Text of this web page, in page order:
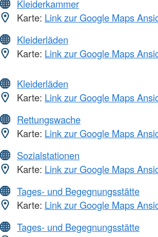
Kleiderkammer
Karte: Link zur Google Maps
Kleiderläden
Karte: Link zur Google Maps
Kleiderläden
Karte: Link zur Google Maps
Rettungswache
Karte: Link zur Google Maps
Sozialstationen
Karte: Link zur Google Maps
Tages- und Begegnungsstätte
Karte: Link zur Google Maps
Tages- und Begegnungsstätte